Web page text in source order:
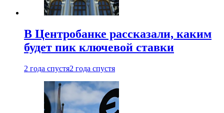
В Центробанке рассказали, каким
будет пик ключевой ставки
2 года спустя2 года спустя